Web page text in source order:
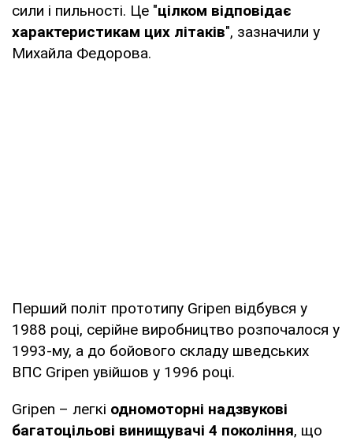
сили і пильності. Це "цілком відповідає
характеристикам цих літаків", зазначили у
Михайла Федорова.
Перший політ прототипу Gripen відбувся у
1988 році, серійне виробництво розпочалося у
1993-му, а до бойового складу шведських
ВПС Gripen увійшов у 1996 році.
Gripen – легкі одномоторні надзвукові
багатоцільові винищувачі 4 покоління, що